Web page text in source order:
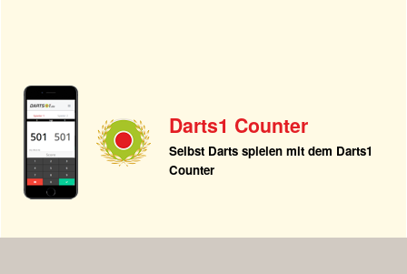
Darts1 Counter
Selbst Darts spielen mit dem Darts1
Counter